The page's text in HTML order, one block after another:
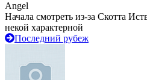
Angel
Начала смотреть из-за Скотта
некой характерной
Последний рубеж